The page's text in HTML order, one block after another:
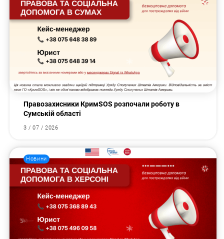
Правозахисники КримSOS розпочали роботу в
Сумській області
3 / 07 / 2026
Новини